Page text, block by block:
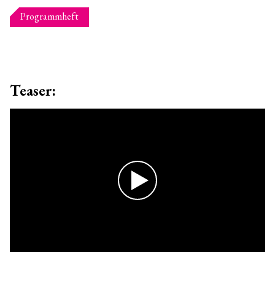
Programmheft
Teaser: